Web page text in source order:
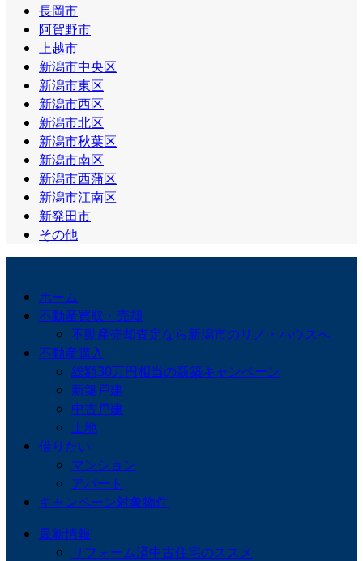
長岡市
阿賀野市
上越市
新潟市中央区
新潟市東区
新潟市西区
新潟市北区
新潟市秋葉区
新潟市南区
新潟市西蒲区
新潟市江南区
新発田市
その他
ホーム
不動産買取・売却
不動産売却査定なら新潟市のリノ・ハウスへ
不動産購入
総額30万円相当の新築キャンペーン
新築戸建
中古戸建
土地
借りたい
マンション
アパート
キャンペーン対象物件
最新情報
リフォーム済中古住宅のススメ